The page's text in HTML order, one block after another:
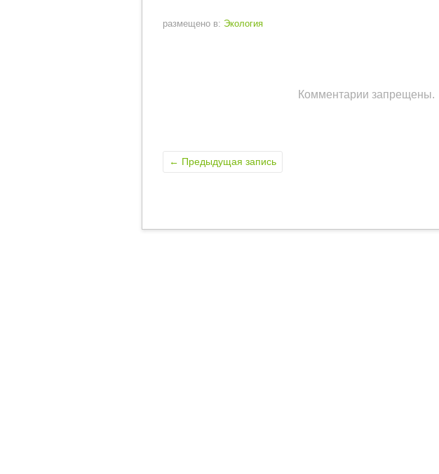
размещено в: Экология
Комментарии запрещены.
← Предыдущая запись